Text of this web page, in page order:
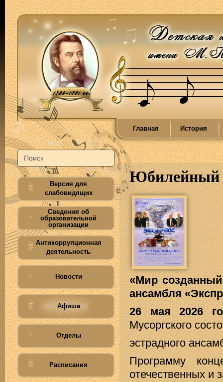
Главная История
Версия для
слабовидящих
Сведения об
образовательной
организации
Антикоррупционная
деятельность
Новости
Афиша
Отделы
Расписания
Юбилейный
«Мир
ансамбля
26 мая 2026
Мусоргского
эстрадного
Программу
отечественных и